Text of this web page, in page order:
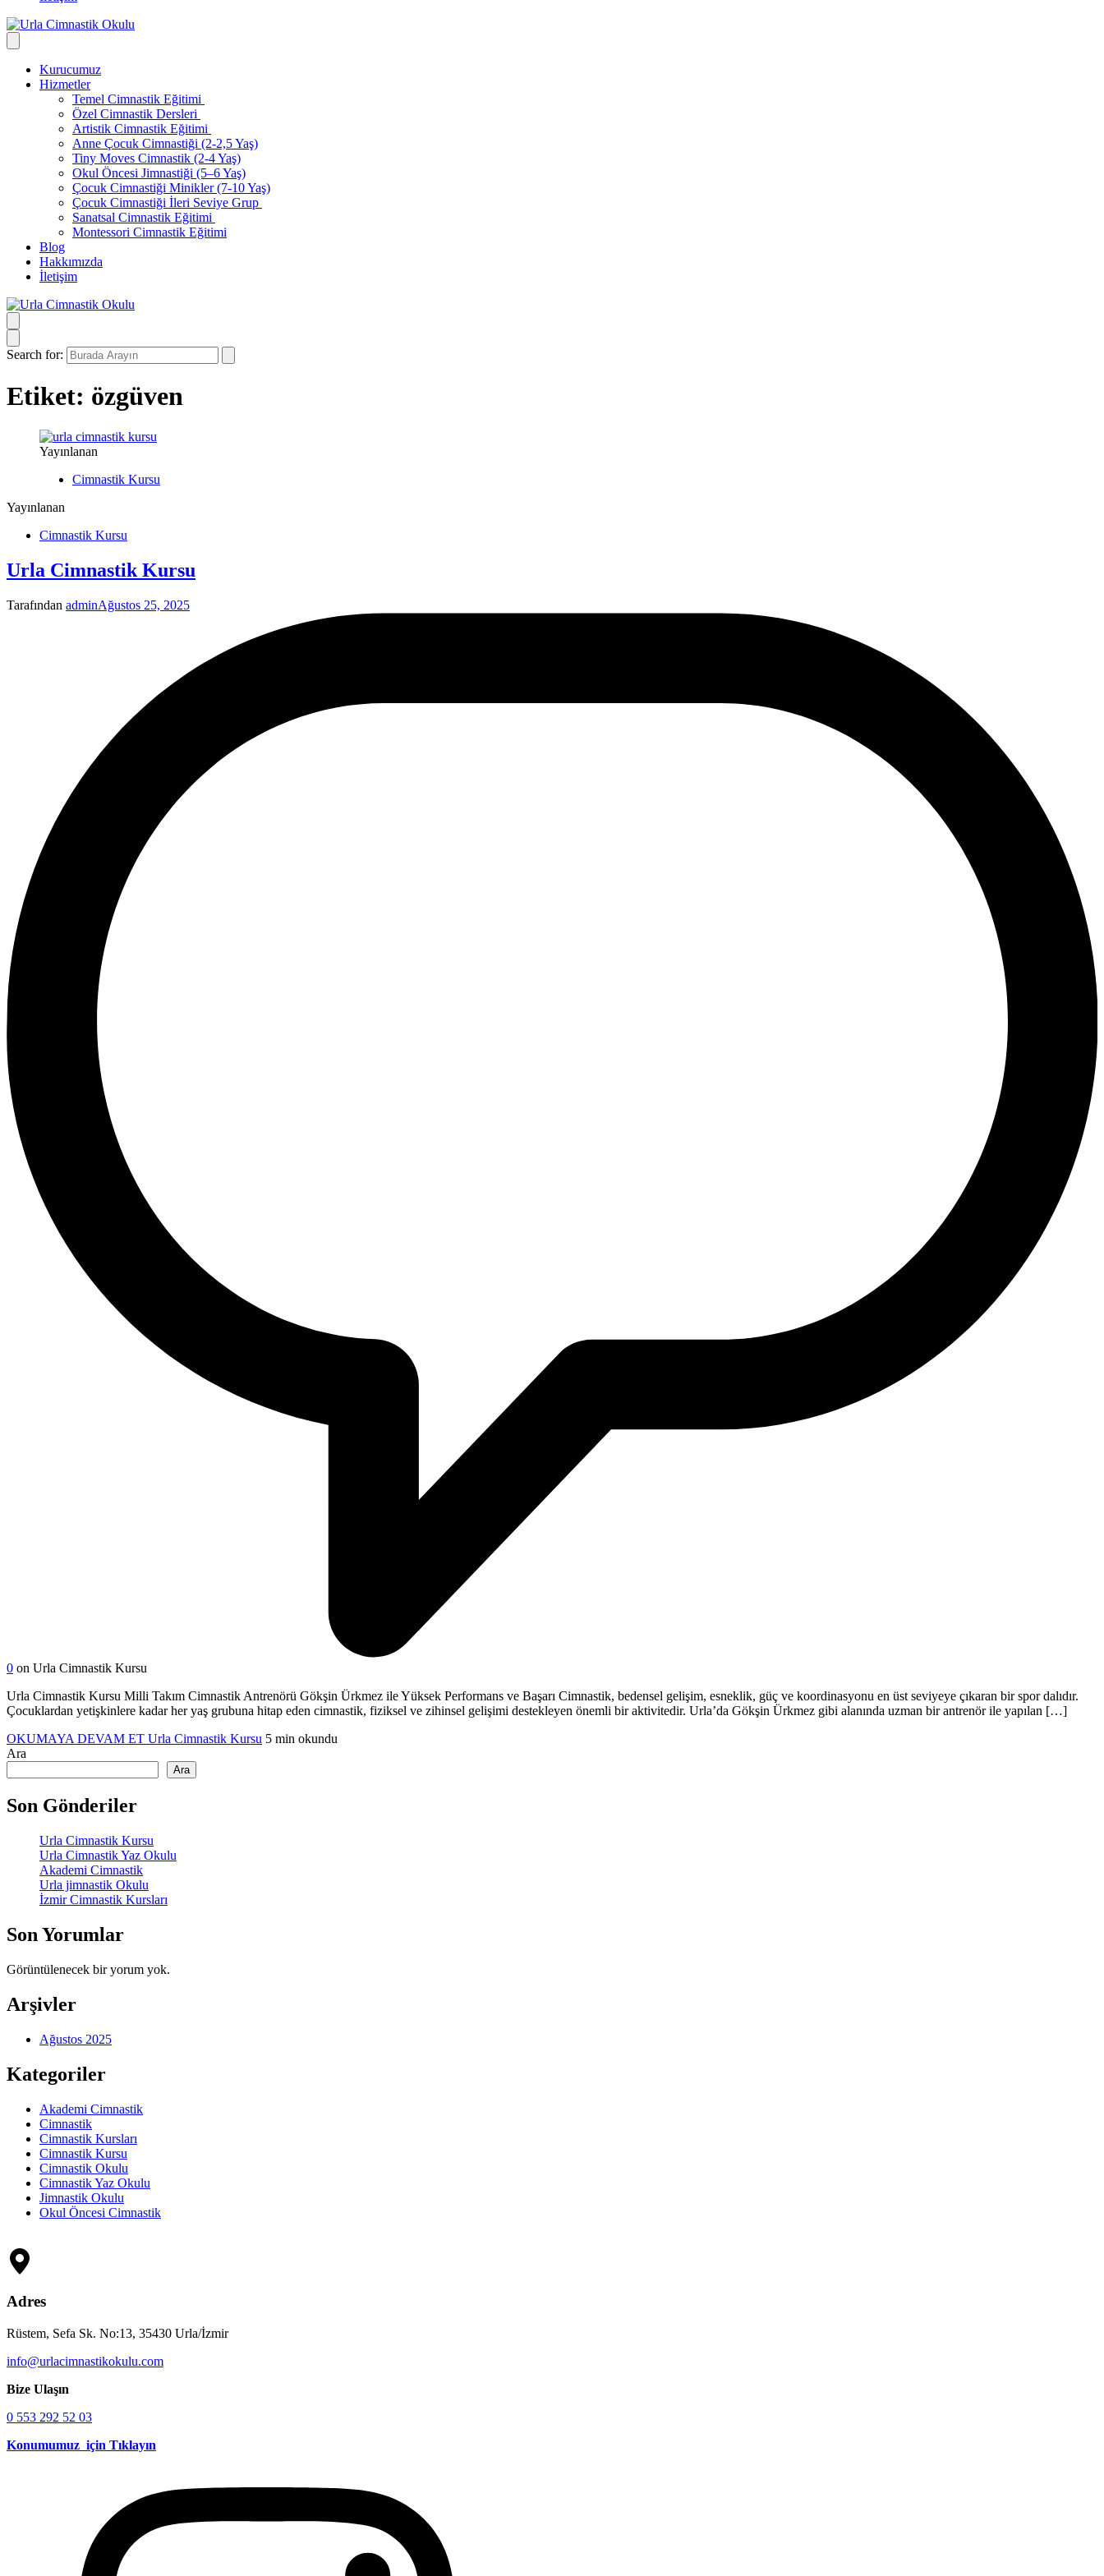
Kurucumuz
Hizmetler
Temel Cimnastik Eğitimi
Özel Cimnastik Dersleri
Artistik Cimnastik Eğitimi
Anne Çocuk Cimnastiği (2-2,5 Yaş)
Tiny Moves Cimnastik (2-4 Yaş)
Okul Öncesi Jimnastiği (5–6 Yaş)
Çocuk Cimnastiği Minikler (7-10 Yaş)
Çocuk Cimnastiği İleri Seviye Grup
Sanatsal Cimnastik Eğitimi
Montessori Cimnastik Eğitimi
Blog
Hakkımızda
İletişim
Search for:
Etiket: özgüven
Yayınlanan
Cimnastik Kursu
Yayınlanan
Cimnastik Kursu
Urla Cimnastik Kursu
Tarafından adminAğustos 25, 2025
0 on Urla Cimnastik Kursu
Urla Cimnastik Kursu Milli Takım Cimnastik Antrenörü Gökşin Ürkmez ile Yüksek Performans ve Başarı Cimnastik, bedensel gelişim, esneklik, güç ve koordinasyonu en üst seviyeye çıkaran bir spor dalıdır.
Çocuklardan yetişkinlere kadar her yaş grubuna hitap eden cimnastik, fiziksel ve zihinsel gelişimi destekleyen önemli bir aktivitedir. Urla’da Gökşin Ürkmez gibi alanında uzman bir antrenör ile yapılan […]
OKUMAYA DEVAM ET Urla Cimnastik Kursu 5 min okundu
Ara
Ara
Son Gönderiler
Urla Cimnastik Kursu
Urla Cimnastik Yaz Okulu
Akademi Cimnastik
Urla jimnastik Okulu
İzmir Cimnastik Kursları
Son Yorumlar
Görüntülenecek bir yorum yok.
Arşivler
Ağustos 2025
Kategoriler
Akademi Cimnastik
Cimnastik
Cimnastik Kursları
Cimnastik Kursu
Cimnastik Okulu
Cimnastik Yaz Okulu
Jimnastik Okulu
Okul Öncesi Cimnastik
Adres
Rüstem, Sefa Sk. No:13, 35430 Urla/İzmir
info@urlacimnastikokulu.com
Bize Ulaşın
0 553 292 52 03
Konumumuz için Tıklayın